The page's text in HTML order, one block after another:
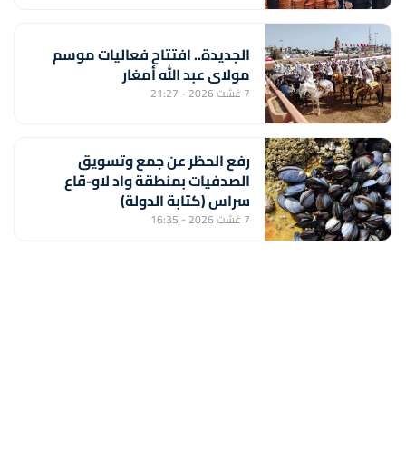
الجديدة.. افتتاح فعاليات موسم
مولاي عبد الله أمغار
7 غشت 2026 - 21:27
رفع الحظر عن جمع وتسويق
الصدفيات بمنطقة واد لاو-قاع
سراس (كتابة الدولة)
7 غشت 2026 - 16:35